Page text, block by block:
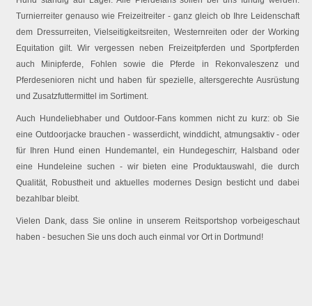
Turnierreiter genauso wie Freizeitreiter - ganz gleich ob Ihre Leidenschaft
dem Dressurreiten, Vielseitigkeitsreiten, Westernreiten oder der Working
Equitation gilt. Wir vergessen neben Freizeitpferden und Sportpferden
auch Minipferde, Fohlen sowie die Pferde in Rekonvaleszenz und
Pferdesenioren nicht und haben für spezielle, altersgerechte Ausrüstung
und Zusatzfuttermittel im Sortiment.
Auch Hundeliebhaber und Outdoor-Fans kommen nicht zu kurz: ob Sie
eine Outdoorjacke brauchen - wasserdicht, winddicht, atmungsaktiv - oder
für Ihren Hund einen Hundemantel, ein Hundegeschirr, Halsband oder
eine Hundeleine suchen - wir bieten eine Produktauswahl, die durch
Qualität, Robustheit und aktuelles modernes Design besticht und dabei
bezahlbar bleibt.
Vielen Dank, dass Sie online in unserem Reitsportshop vorbeigeschaut
haben - besuchen Sie uns doch auch einmal vor Ort in Dortmund!